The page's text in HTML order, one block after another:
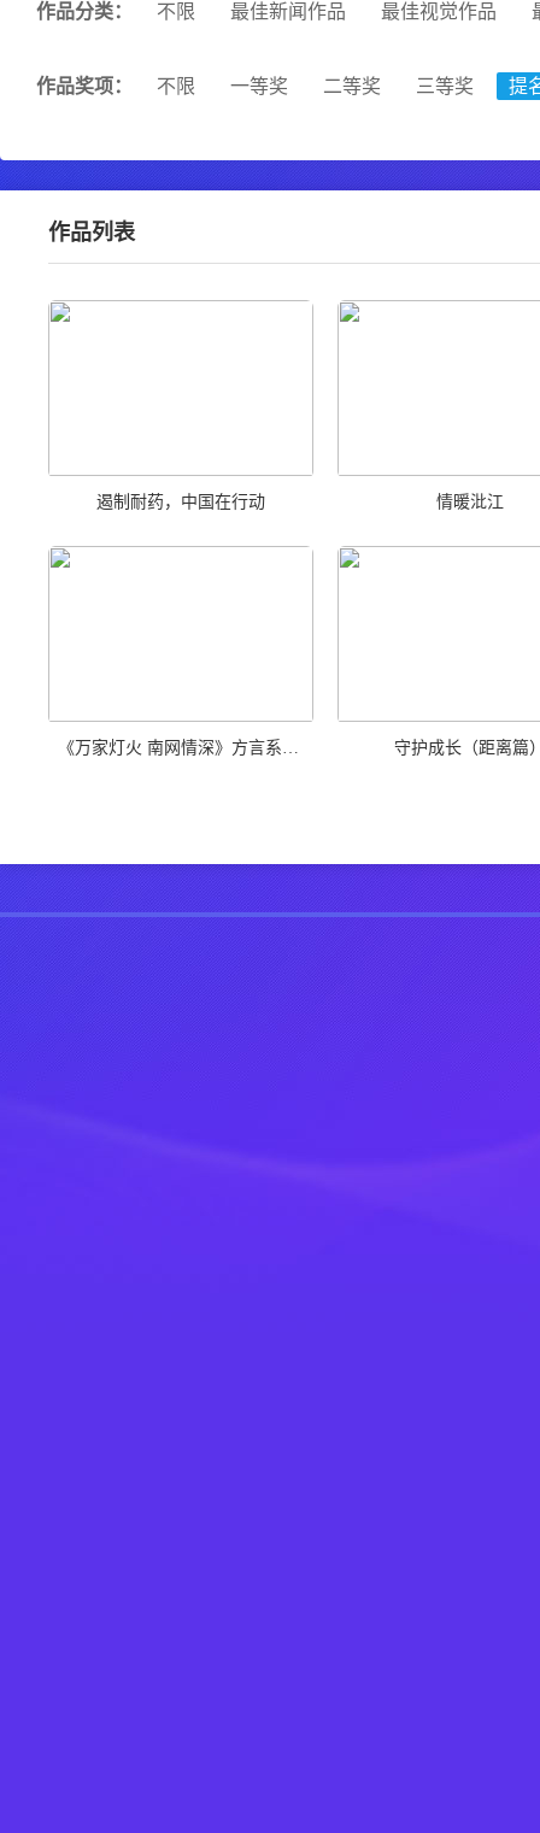
作品分类： 不限 最佳新闻作品 最佳视觉作品
作品奖项： 不限 一等奖 二等奖 三等奖 提
作品列表
遏制耐药，中国在行动 情暖沘江
《万家灯火 南网情深》方言系列广告—安顺篇 守护成长（距离篇